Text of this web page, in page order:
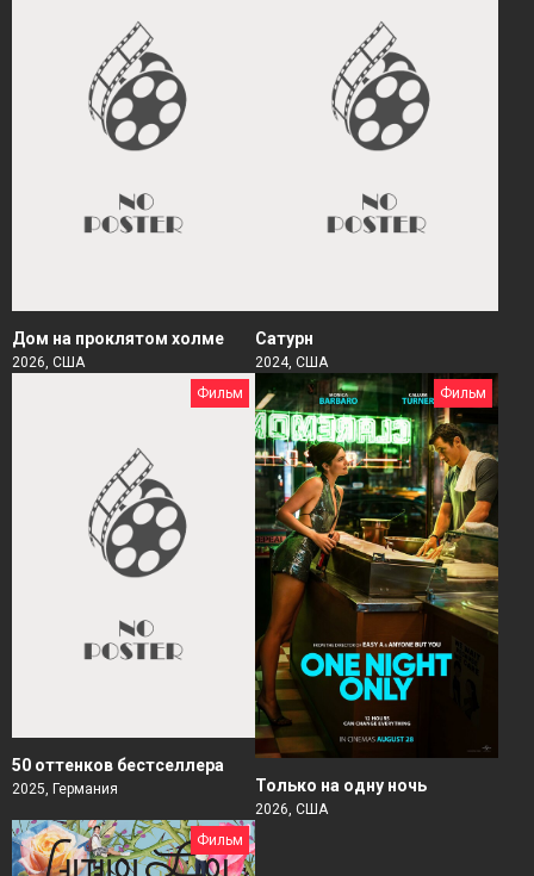
Дом на проклятом холме
2026, США
Сатурн
2024, США
Фильм
50 оттенков бестселлера
2025, Германия
Фильм
Только на одну ночь
2026, США
Фильм